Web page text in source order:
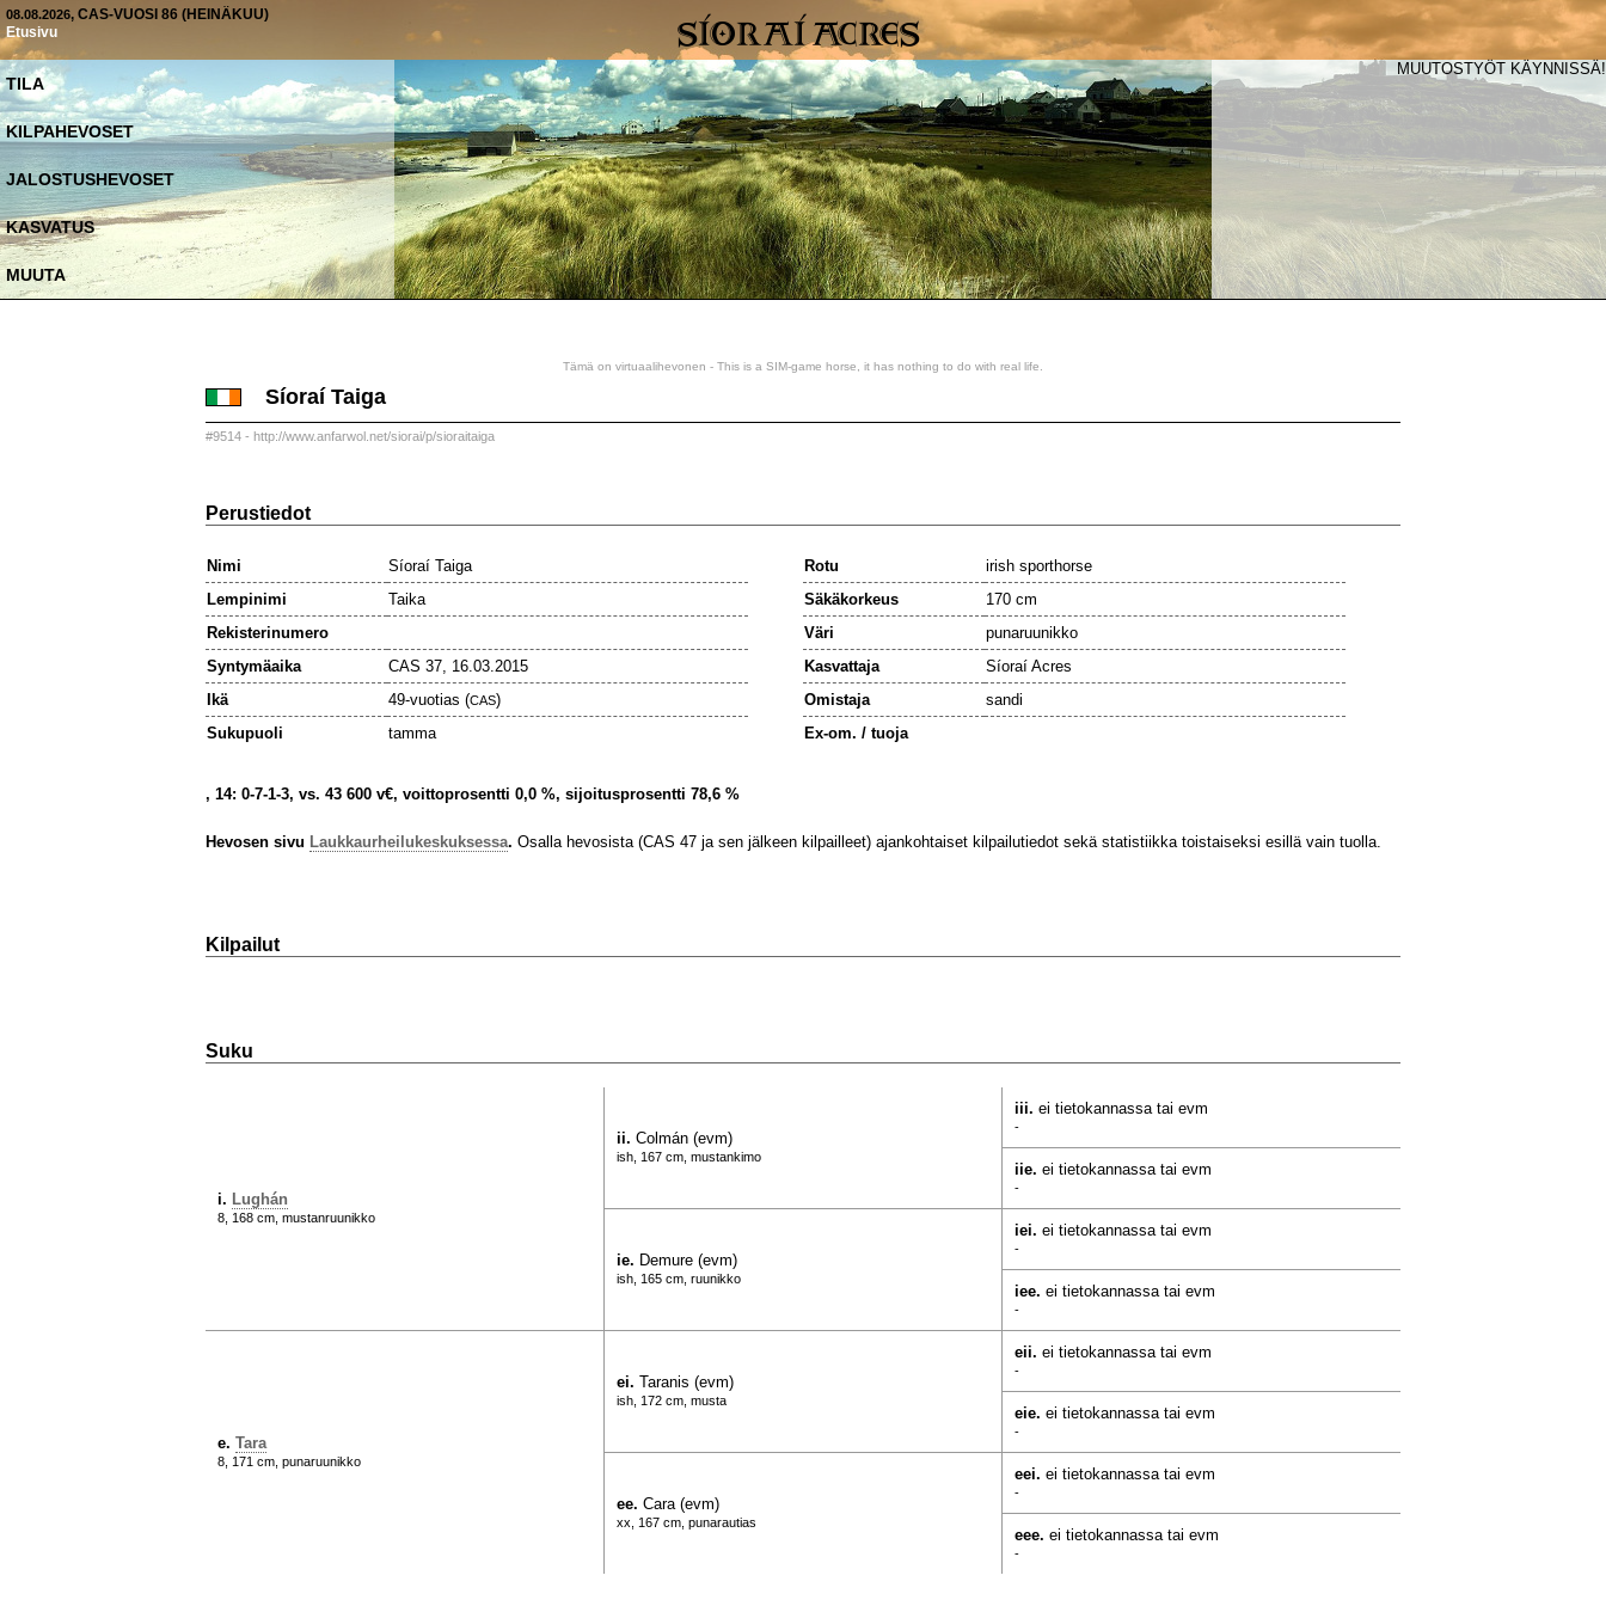
08.08.2026, CAS-VUOSI 86 (HEINÄKUU)
Etusivu
TILA
KILPAHEVOSET
JALOSTUSHEVOSET
KASVATUS
MUUTA
MUUTOSTYÖT KÄYNNISSÄ!
Tämä on virtuaalihevonen - This is a SIM-game horse, it has nothing to do with real life.
Síoraí Taiga
#9514 - http://www.anfarwol.net/siorai/p/sioraitaiga
Perustiedot
Nimi
Síoraí Taiga
Lempinimi
Taika
Rekisterinumero
Syntymäaika
CAS 37, 16.03.2015
Ikä
49-vuotias (CAS)
Sukupuoli
tamma
Rotu
irish sporthorse
Säkäkorkeus
170 cm
Väri
punaruunikko
Kasvattaja
Síoraí Acres
Omistaja
sandi
Ex-om. / tuoja
, 14: 0-7-1-3, vs. 43 600 v€, voittoprosentti 0,0 %, sijoitusprosentti 78,6 %
Hevosen sivu Laukkaurheilukeskuksessa. Osalla hevosista (CAS 47 ja sen jälkeen kilpailleet) ajankohtaiset kilpailutiedot sekä statistiikka toistaiseksi esillä vain tuolla.
Kilpailut
Suku
i. Lughán
8, 168 cm, mustanruunikko
ii. Colmán (evm)
ish, 167 cm, mustankimo
iii. ei tietokannassa tai evm
-
iie. ei tietokannassa tai evm
-
ie. Demure (evm)
ish, 165 cm, ruunikko
iei. ei tietokannassa tai evm
-
iee. ei tietokannassa tai evm
-
e. Tara
8, 171 cm, punaruunikko
ei. Taranis (evm)
ish, 172 cm, musta
eii. ei tietokannassa tai evm
-
eie. ei tietokannassa tai evm
-
ee. Cara (evm)
xx, 167 cm, punarautias
eei. ei tietokannassa tai evm
-
eee. ei tietokannassa tai evm
-